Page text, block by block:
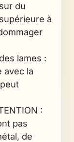
du
à
lames :
avec la
:
pas
de